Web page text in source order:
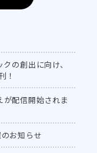
の創出に向け、
！
が配信開始されま
お知らせ